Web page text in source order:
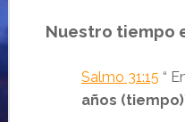
Nuestro tiempo
Salmo 31:15 “
años (tiempo)